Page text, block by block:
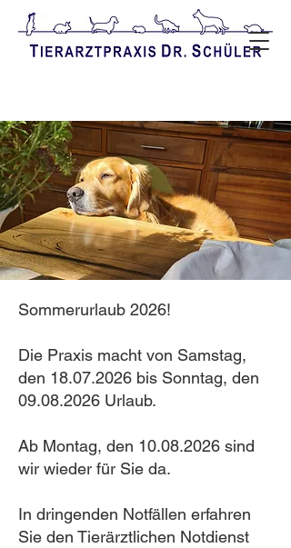
Sommerurlaub 2026!
Die Praxis macht von Samstag,
den 18.07.2026 bis Sonntag, den
09.08.2026 Urlaub.
Ab Montag, den 10.08.2026 sind
wir wieder für Sie da.
In dringenden Notfällen erfahren
Sie den Tierärztlichen Notdienst